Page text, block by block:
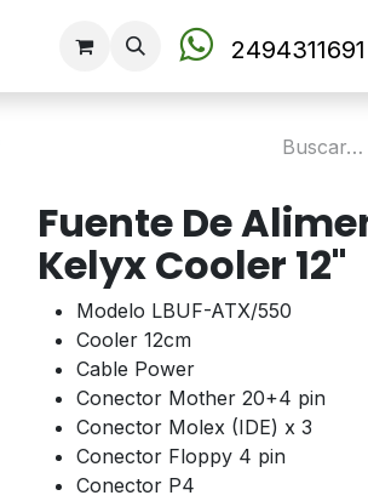
2494311691
Fuente De
Kelyx Cooler 12"
Modelo LBUF-ATX/550
Cooler 12cm
Cable Power
Conector Mother 20+4 pin
Conector Molex (IDE) x 3
Conector Floppy 4 pin
Conector P4